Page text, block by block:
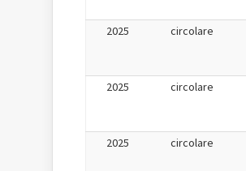
2025
circolare
2025
circolare
2025
circolare